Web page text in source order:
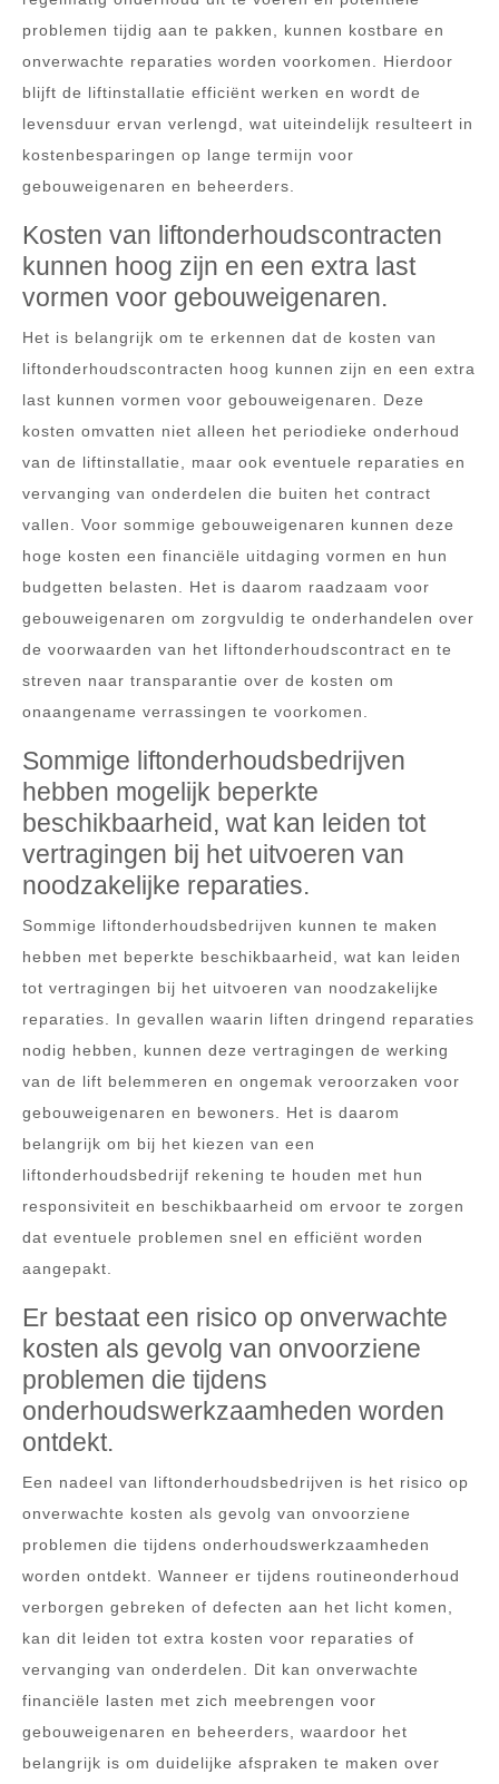
problemen tijdig aan te pakken, kunnen kostbare en
onverwachte reparaties worden voorkomen. Hierdoor
blijft de liftinstallatie efficiënt werken en wordt de
levensduur ervan verlengd, wat uiteindelijk resulteert in
kostenbesparingen op lange termijn voor
gebouweigenaren en beheerders.
Kosten van liftonderhoudscontracten
kunnen hoog zijn en een extra last
vormen voor gebouweigenaren.
Het is belangrijk om te erkennen dat de kosten van
liftonderhoudscontracten hoog kunnen zijn en een extra
last kunnen vormen voor gebouweigenaren. Deze
kosten omvatten niet alleen het periodieke onderhoud
van de liftinstallatie, maar ook eventuele reparaties en
vervanging van onderdelen die buiten het contract
vallen. Voor sommige gebouweigenaren kunnen deze
hoge kosten een financiële uitdaging vormen en hun
budgetten belasten. Het is daarom raadzaam voor
gebouweigenaren om zorgvuldig te onderhandelen over
de voorwaarden van het liftonderhoudscontract en te
streven naar transparantie over de kosten om
onaangename verrassingen te voorkomen.
Sommige liftonderhoudsbedrijven
hebben mogelijk beperkte
beschikbaarheid, wat kan leiden tot
vertragingen bij het uitvoeren van
noodzakelijke reparaties.
Sommige liftonderhoudsbedrijven kunnen te maken
hebben met beperkte beschikbaarheid, wat kan leiden
tot vertragingen bij het uitvoeren van noodzakelijke
reparaties. In gevallen waarin liften dringend reparaties
nodig hebben, kunnen deze vertragingen de werking
van de lift belemmeren en ongemak veroorzaken voor
gebouweigenaren en bewoners. Het is daarom
belangrijk om bij het kiezen van een
liftonderhoudsbedrijf rekening te houden met hun
responsiviteit en beschikbaarheid om ervoor te zorgen
dat eventuele problemen snel en efficiënt worden
aangepakt.
Er bestaat een risico op onverwachte
kosten als gevolg van onvoorziene
problemen die tijdens
onderhoudswerkzaamheden worden
ontdekt.
Een nadeel van liftonderhoudsbedrijven is het risico op
onverwachte kosten als gevolg van onvoorziene
problemen die tijdens onderhoudswerkzaamheden
worden ontdekt. Wanneer er tijdens routineonderhoud
verborgen gebreken of defecten aan het licht komen,
kan dit leiden tot extra kosten voor reparaties of
vervanging van onderdelen. Dit kan onverwachte
financiële lasten met zich meebrengen voor
gebouweigenaren en beheerders, waardoor het
belangrijk is om duidelijke afspraken te maken over